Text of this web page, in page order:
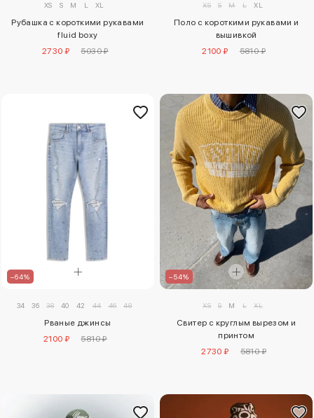
XS S M L XL
Рубашка с короткими рукавами
fluid boxy
2730 ₽
5030 ₽
XS S M L XL
Поло с короткими рукавами и
вышивкой
2100 ₽
5810 ₽
–64%
34 36 38 40 42 44 46 48
Рваные джинсы
2100 ₽
5810 ₽
–54%
XS S M L XL
Свитер с круглым вырезом и
принтом
2730 ₽
5810 ₽